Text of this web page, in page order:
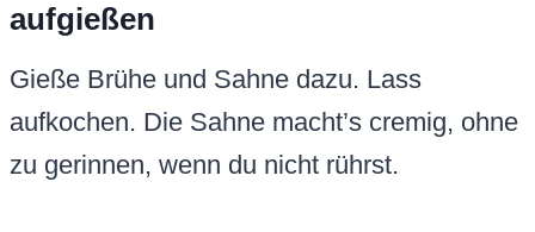
aufgießen
Gieße Brühe und Sahne dazu. Lass
aufkochen. Die Sahne macht’s cremig, ohne
zu gerinnen, wenn du nicht rührst.